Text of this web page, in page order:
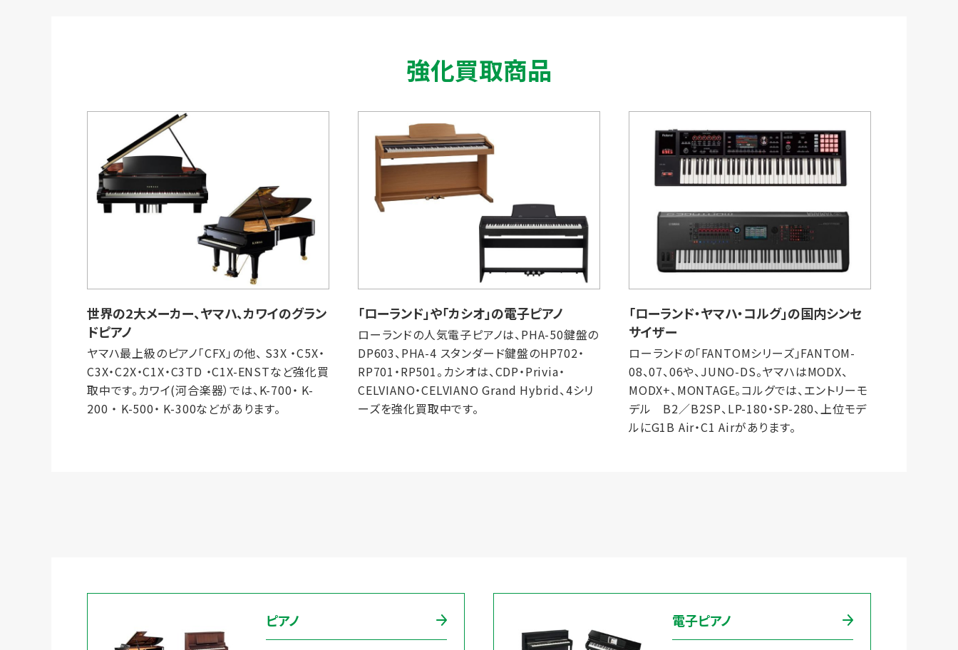
強化買取商品
世界の2大メーカー、ヤマハ、カワイのグラン
ドピアノ
ヤマハ最上級のピアノ「CFX」の他、 S3X ・C5X・
C3X・C2X・C1X・C3TD ・C1X-ENSTなど強化買
取中です。カワイ(河合楽器）では、K-700・ ‎K-
200 ・ ‎K-500・ ‎K-300などがあります。
「ローランド」や「カシオ」の電子ピアノ
ローランドの人気電子ピアノは、PHA-50鍵盤の
DP603、PHA-4 スタンダード鍵盤のHP702・
RP701・RP501。カシオは、CDP・Privia・
CELVIANO・CELVIANO Grand Hybrid、4シリ
ーズを強化買取中です。
「ローランド・ヤマハ・コルグ」の国内シンセ
サイザー
ローランドの「FANTOMシリーズ」FANTOM-
08、07、06や、JUNO-DS。ヤマハはMODX、
MODX+、MONTAGE。コルグでは、エントリーモ
デル B2／B2SP、LP-180・SP-280、上位モデ
ルにG1B Air・C1 Airがあります。
ピアノ 電子ピアノ